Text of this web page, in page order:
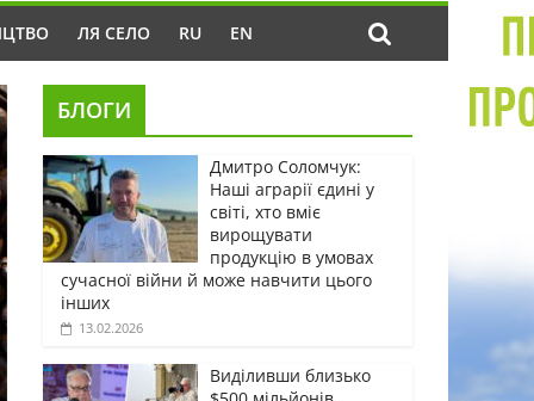
ЛЯ СЕЛО RU EN
БЛОГИ
Дмитро Соломчук:
Наші аграрії єдині у
світі, хто вміє
вирощувати
продукцію в умовах
сучасної війни й може навчити цього
інших
13.02.2026
Виділивши близько